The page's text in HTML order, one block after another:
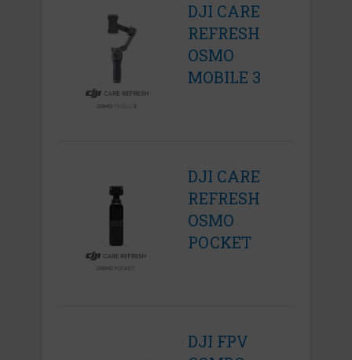
DJI CARE
REFRESH
OSMO
MOBILE 3
DJI CARE
REFRESH
OSMO
POCKET
DJI FPV